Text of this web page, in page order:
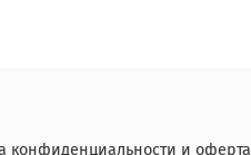
конфиденциальности и оферта